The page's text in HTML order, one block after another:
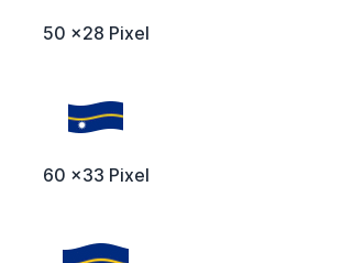
50 x28 Pixel
60 x33 Pixel